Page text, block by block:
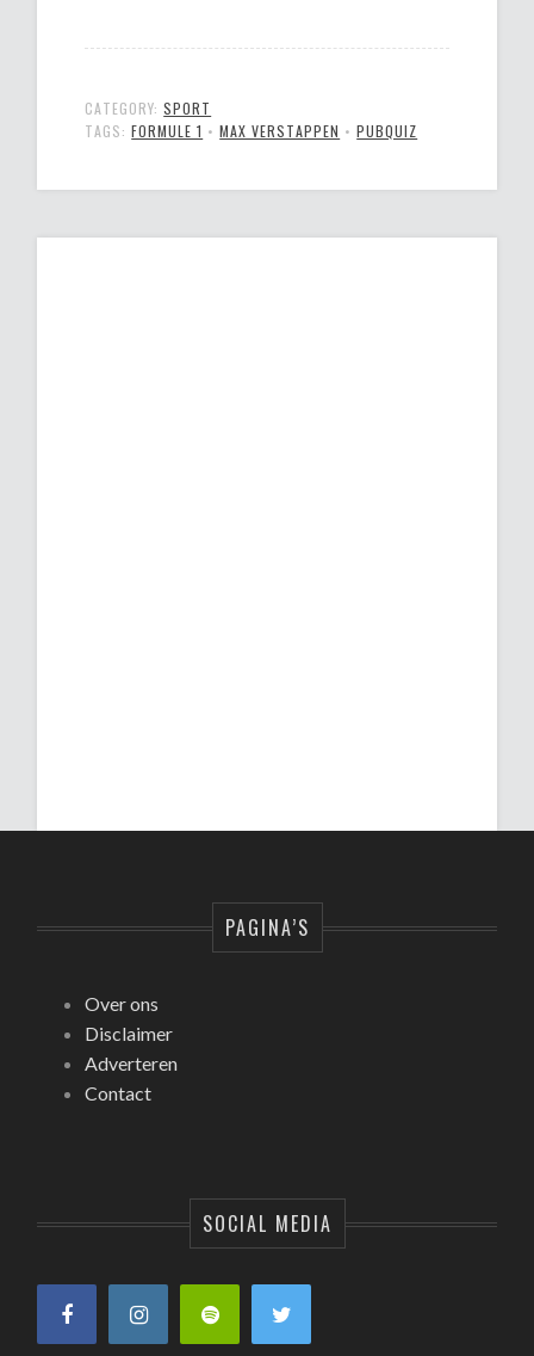
CATEGORY:SPORT
TAGS:FORMULE 1 •MAX VERSTAPPEN •PUBQUIZ
PAGINA’S
Over ons
Disclaimer
Adverteren
Contact
SOCIAL MEDIA